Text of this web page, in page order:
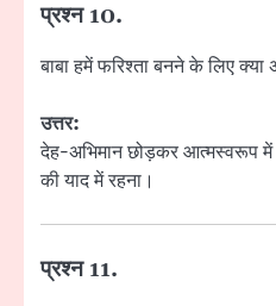
प्रश्न 10.
बाबा हमें फरिश्ता बनने के लिए क्या
उत्तर:
देह-अभिमान छोड़कर आत्मस्वरूप में
की याद में रहना।
प्रश्न 11.